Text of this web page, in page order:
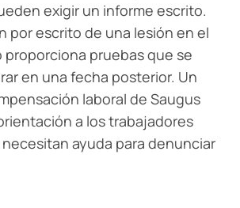
exigir un informe escrito.
por escrito de una lesión en el
proporciona pruebas que se
en una fecha posterior. Un
laboral de Saugus
a los trabajadores
ayuda para denunciar